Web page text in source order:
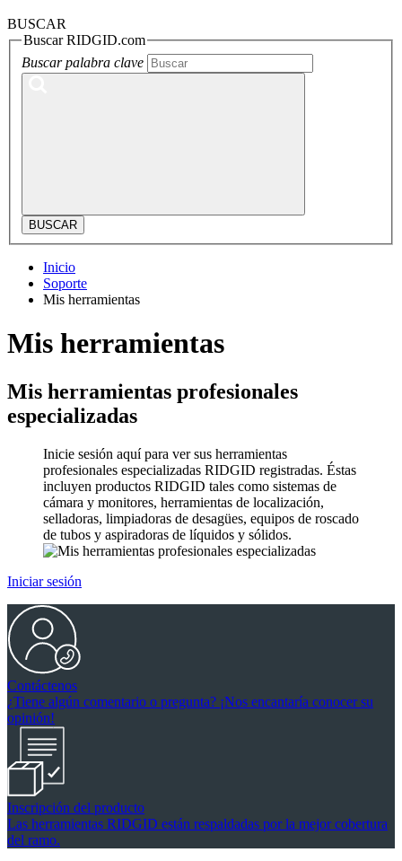
BUSCAR
Buscar RIDGID.com
Buscar palabra clave
BUSCAR
Inicio
Soporte
Mis herramientas
Mis herramientas
Mis herramientas profesionales
especializadas
Inicie sesión aquí para ver sus herramientas
profesionales especializadas RIDGID registradas. Éstas
incluyen productos RIDGID tales como sistemas de
cámara y monitores, herramientas de localización,
selladoras, limpiadoras de desagües, equipos de roscado
de tubos y aspiradoras de líquidos y sólidos.
Iniciar sesión
Contáctenos
¿Tiene algún comentario o pregunta? ¡Nos encantaría conocer su
opinión!
Inscripción del producto
Las herramientas RIDGID están respaldadas por la mejor cobertura
del ramo.